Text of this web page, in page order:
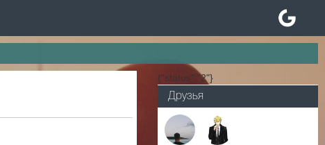
{"status":"2"}
Друзья